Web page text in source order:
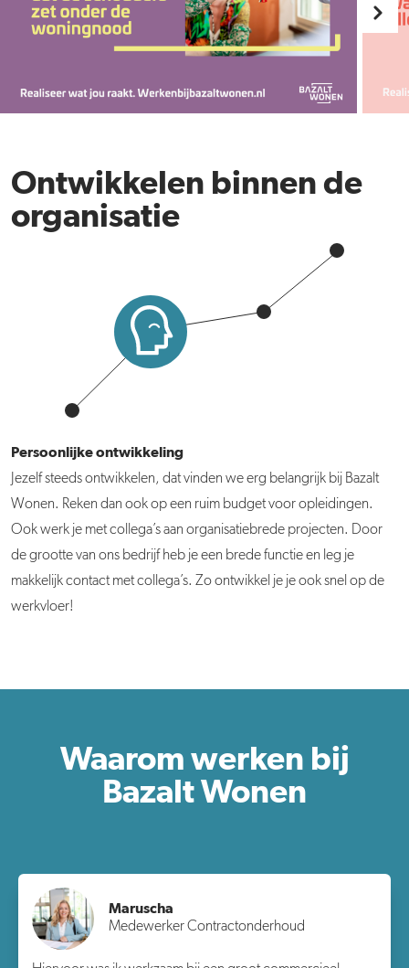
Ontwikkelen binnen de
organisatie
Persoonlijke ontwikkeling
Jezelf steeds ontwikkelen, dat vinden we erg belangrijk bij Bazalt
Wonen. Reken dan ook op een ruim budget voor opleidingen.
Ook werk je met collega’s aan organisatiebrede projecten. Door
de grootte van ons bedrijf heb je een brede functie en leg je
makkelijk contact met collega’s. Zo ontwikkel je je ook snel op de
werkvloer!
Waarom werken bij
Bazalt Wonen
Maruscha
Medewerker Contractonderhoud